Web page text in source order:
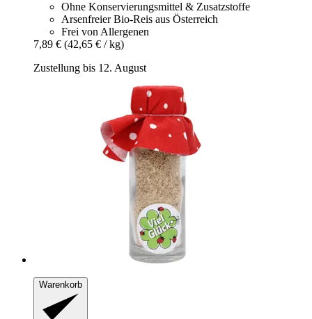
Ohne Konservierungsmittel & Zusatzstoffe
Arsenfreier Bio-Reis aus Österreich
Frei von Allergenen
7,89 € (42,65 € / kg)
Zustellung bis 12. August
Warenkorb